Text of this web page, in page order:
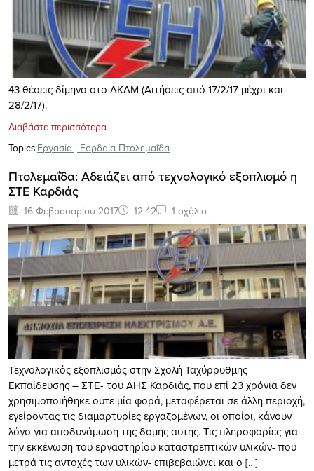
43 θέσεις δίμηνα στο ΛΚΔΜ (Αιτήσεις από 17/2/17 μέχρι και
28/2/17).
Διαβάστε περισσότερα
Topics:Eργασία , Εορδαία Πτολεμαΐδα
Πτολεμαΐδα: Αδειάζει από τεχνολογικό εξοπλισμό η
ΣΤΕ Καρδιάς
16 Φεβρουαρίου 2017 12:42 1 σχόλιο
Τεχνολογικός εξοπλισμός στην Σχολή Ταχύρρυθμης
Εκπαίδευσης – ΣΤΕ- του ΑΗΣ Καρδιάς, που επί 23 χρόνια δεν
χρησιμοποιήθηκε ούτε μία φορά, μεταφέρεται σε άλλη περιοχή,
εγείροντας τις διαμαρτυρίες εργαζομένων, οι οποίοι, κάνουν
λόγο για αποδυνάμωση της δομής αυτής. Τις πληροφορίες για
την εκκένωση του εργαστηρίου καταστρεπτικών υλικών- που
μετρά τις αντοχές των υλικών- επιβεβαιώνει και ο […]